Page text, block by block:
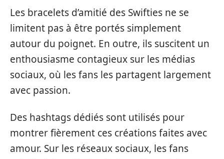
Les bracelets d’amitié des Swifties ne se
limitent pas à être portés simplement
autour du poignet. En outre, ils suscitent un
enthousiasme contagieux sur les médias
sociaux, où les fans les partagent largement
avec passion.
Des hashtags dédiés sont utilisés pour
montrer fièrement ces créations faites avec
amour. Sur les réseaux sociaux, les fans